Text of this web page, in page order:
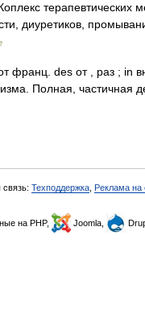
терапевтических
диуретиков,
франц. des от , раз ; in
Полная, частичная
Техподдержка Реклама на
на PHP, Joomla,